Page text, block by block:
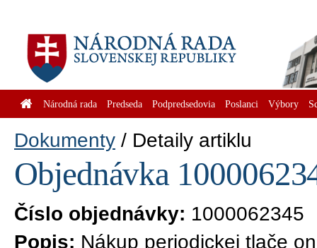
Národná rada Predseda Podpredsedovia Poslanci Výbory
Dokumenty Detaily artiklu
Objednávka
Číslo objednávky: 1000062345
Popis: Nákup periodickej tlače